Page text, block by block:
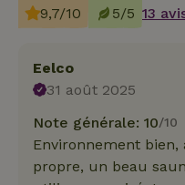
9,7/10 5/5 13
Eelco
31 août 2025
Note générale: 10/10
Environnement
propre, un beau